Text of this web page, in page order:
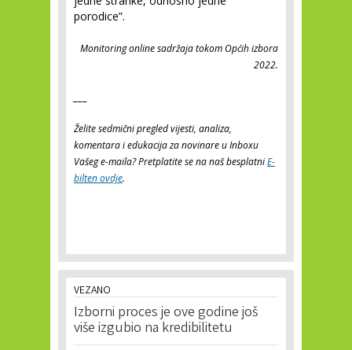
porodice”.
Monitoring online sadržaja tokom Općih izbora
2022.
Želite sedmični pregled vijesti, analiza,
komentara i edukacija za novinare u Inboxu
Vašeg e-maila? Pretplatite se na naš besplatniE-
bilten ovdje.
VEZANO
Izborni proces je ove godine još
više izgubio na kredibilitetu